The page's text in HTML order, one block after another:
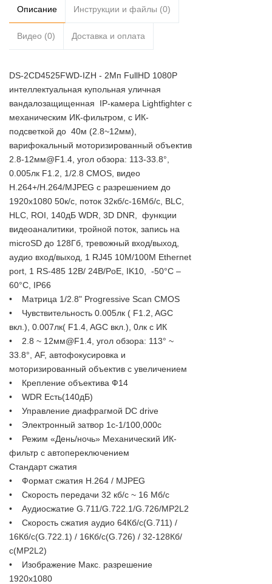
Описание Инструкции и файлы (0)
Видео (0) Доставка и оплата
DS-2CD4525FWD-IZH - 2Мп FullHD 1080P
интеллектуальная купольная уличная
вандалозащищенная IP-камера Lightfighter с
механическим ИК-фильтром, c ИК-
подсветкой до 40м (2.8~12мм),
варифокальный моторизированный объектив
2.8-12мм@F1.4, угол обзора: 113-33.8°,
0.005лк F1.2, 1/2.8 CMOS, видео
H.264+/H.264/MJPEG с разрешением до
1920х1080 50к/с, поток 32кб/с-16Мб/с, BLC,
HLC, ROI, 140дБ WDR, 3D DNR, функции
видеоаналитики, тройной поток, запись на
microSD до 128Гб, тревожный вход/выход,
аудио вход/выход, 1 RJ45 10M/100M Ethernet
port, 1 RS-485 12В/ 24В/PoE, IK10, -50°C –
60°C, IP66
• Матрица 1/2.8" Progressive Scan CMOS
• Чувствительность 0.005лк ( F1.2, AGC
вкл.), 0.007лк( F1.4, AGC вкл.), 0лк с ИК
• 2.8 ~ 12мм@F1.4, угол обзора: 113° ~
33.8°, AF, автофокусировка и
моторизированный объектив с увеличением
• Крепление объектива Ф14
• WDR Есть(140дБ)
• Управление диафрагмой DC drive
• Электронный затвор 1c-1/100,000с
• Режим «День/ночь» Механический ИК-
фильтр с автопереключением
Стандарт сжатия
• Формат сжатия H.264 / MJPEG
• Скорость передачи 32 кб/с ~ 16 Мб/с
• Аудиосжатие G.711/G.722.1/G.726/MP2L2
• Скорость сжатия аудио 64Кб/с(G.711) /
16Кб/с(G.722.1) / 16Кб/с(G.726) / 32-128Кб/
с(MP2L2)
• Изображение Макс. разрешение
1920x1080